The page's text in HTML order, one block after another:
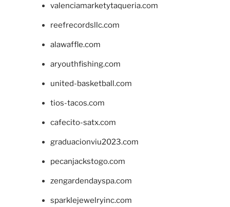
valenciamarketytaqueria.com
reefrecordsllc.com
alawaffle.com
aryouthfishing.com
united-basketball.com
tios-tacos.com
cafecito-satx.com
graduacionviu2023.com
pecanjackstogo.com
zengardendayspa.com
sparklejewelryinc.com